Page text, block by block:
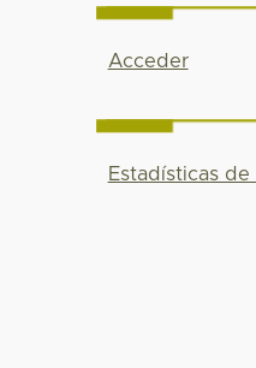
Acceder
Estadísticas de